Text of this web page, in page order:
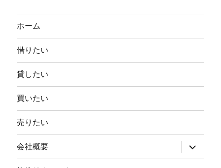
ホーム
借りたい
貸したい
買いたい
売りたい
会社概要
ブ
メ